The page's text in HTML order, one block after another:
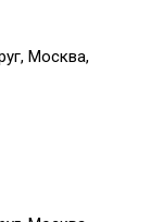
Москва,